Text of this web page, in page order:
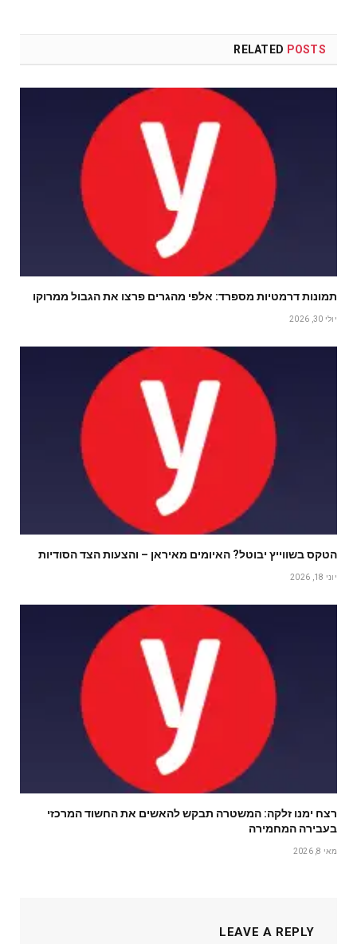
RELATED POSTS
תמונות דרמטיות מספרד: אלפי מהגרים פרצו את הגבול ממרוקו
יולי 30, 2026
הטקס בשווייץ יבוטל? האיומים מאיראן – והצעות הצד הסודיות
יוני 18, 2026
רצח ימנו זלקה: המשטרה תבקש להאשים את החשוד המרכזי
בעבירה המחמירה
מאי 8, 2026
LEAVE A REPLY